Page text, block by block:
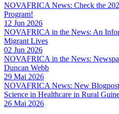
NOVAFRICA News: Check the
Program!
12 Jun 2026
NOVAFRICA in the News: An
Migrant Lives
02 Jun 2026
NOVAFRICA in the News:
Duncan Webb
29 Mai 2026
NOVAFRICA News: New
Science in Healthcare in Rural
26 Mai 2026